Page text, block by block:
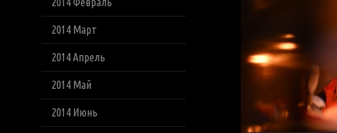
2014 Март
2014 Апрель
2014 Май
2014 Июнь